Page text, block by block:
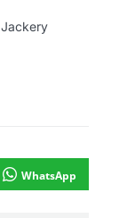
Jackery
WhatsApp